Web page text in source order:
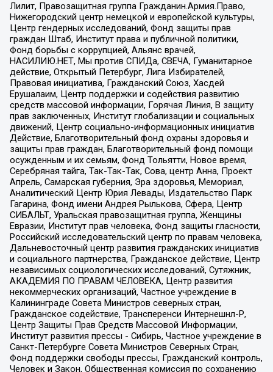
Лилит, Правозащитная группа Гражданин.Армия.Право,
Нижегородский центр немецкой и европейской культуры,
Центр гендерных исследований, Фонд защиты прав
граждан Штаб, Институт права и публичной политики,
Фонд борьбы с коррупцией, Альянс врачей,
НАСИЛИЮ.НЕТ, Мы против СПИДа, СВЕЧА, Гуманитарное
действие, Открытый Петербург, Лига Избирателей,
Правовая инициатива, Гражданский Союз, Хасдей
Ерушалаим, Центр поддержки и содействия развитию
средств массовой информации, Горячая Линия, В защиту
прав заключенных, Институт глобализации и социальных
движений, Центр социально-информационных инициатив
Действие, Благотворительный фонд охраны здоровья и
защиты прав граждан, Благотворительный фонд помощи
осужденным и их семьям, Фонд Тольятти, Новое время,
Серебряная тайга, Так-Так-Так, Сова, центр Анна, Проект
Апрель, Самарская губерния, Эра здоровья, Мемориал,
Аналитический Центр Юрия Левады, Издательство Парк
Гагарина, Фонд имени Андрея Рылькова, Сфера, Центр
СИБАЛЬТ, Уральская правозащитная группа, Женщины
Евразии, Институт прав человека, Фонд защиты гласности,
Российский исследовательский центр по правам человека,
Дальневосточный центр развития гражданских инициатив
и социального партнерства, Гражданское действие, Центр
независимых социологических исследований, Сутяжник,
АКАДЕМИЯ ПО ПРАВАМ ЧЕЛОВЕКА, Центр развития
некоммерческих организаций, Частное учреждение в
Калининграде Совета Министров северных стран,
Гражданское содействие, Трансперенси Интернешнл-Р,
Центр Защиты Прав Средств Массовой Информации,
Институт развития прессы - Сибирь, Частное учреждение в
Санкт-Петербурге Совета Министров Северных Стран,
Фонд поддержки свободы прессы, Гражданский контроль,
Человек и Закон, Общественная комиссия по сохранению